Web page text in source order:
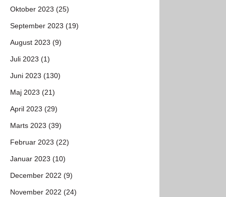
Oktober 2023 (25)
September 2023 (19)
August 2023 (9)
Juli 2023 (1)
Juni 2023 (130)
Maj 2023 (21)
April 2023 (29)
Marts 2023 (39)
Februar 2023 (22)
Januar 2023 (10)
December 2022 (9)
November 2022 (24)